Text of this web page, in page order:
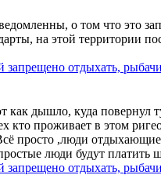
о том что это
на этой территории
отдыхать,
как дышло, куда повернул
кто проживает в этом
просто ,люди
люди будут
отдыхать,